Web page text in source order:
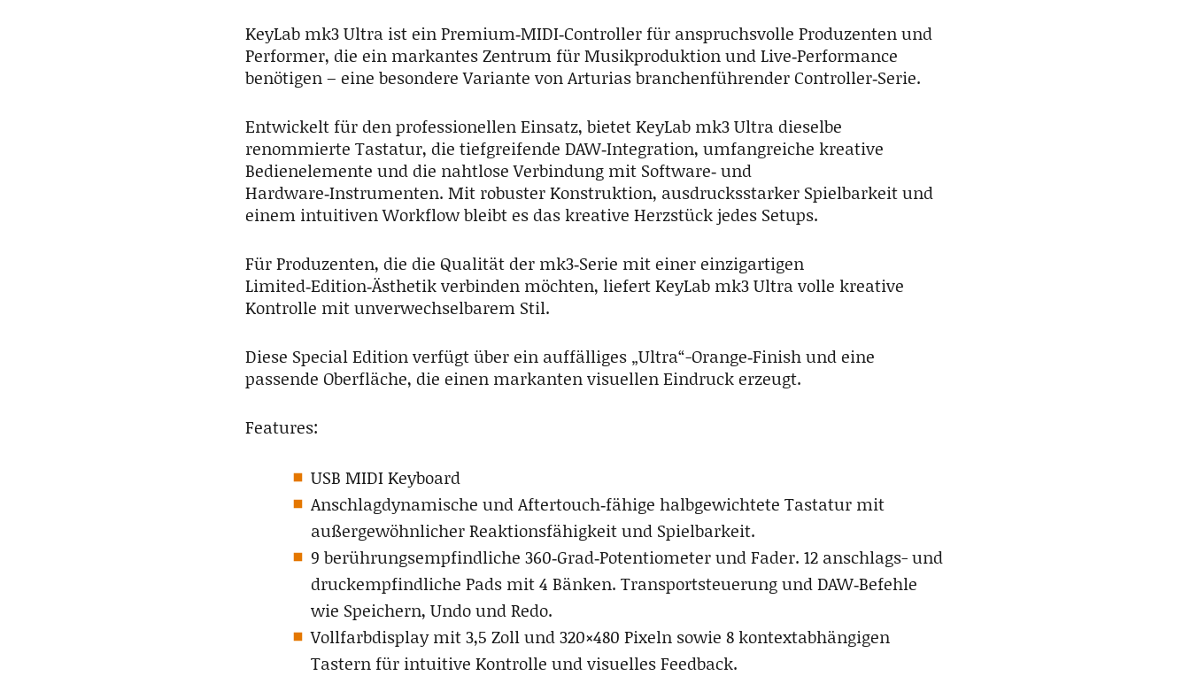
KeyLab mk3 Ultra ist ein Premium‑MIDI‑Controller für anspruchsvolle Produzenten und
Performer, die ein markantes Zentrum für Musikproduktion und Live‑Performance
benötigen – eine besondere Variante von Arturias branchenführender Controller‑Serie.
Entwickelt für den professionellen Einsatz, bietet KeyLab mk3 Ultra dieselbe
renommierte Tastatur, die tiefgreifende DAW‑Integration, umfangreiche kreative
Bedienelemente und die nahtlose Verbindung mit Software‑ und
Hardware‑Instrumenten. Mit robuster Konstruktion, ausdrucksstarker Spielbarkeit und
einem intuitiven Workflow bleibt es das kreative Herzstück jedes Setups.
Für Produzenten, die die Qualität der mk3‑Serie mit einer einzigartigen
Limited‑Edition‑Ästhetik verbinden möchten, liefert KeyLab mk3 Ultra volle kreative
Kontrolle mit unverwechselbarem Stil.
Diese Special Edition verfügt über ein auffälliges „Ultra“-Orange‑Finish und eine
passende Oberfläche, die einen markanten visuellen Eindruck erzeugt.
Features:
USB MIDI Keyboard
Anschlagdynamische und Aftertouch‑fähige halbgewichtete Tastatur mit
außergewöhnlicher Reaktionsfähigkeit und Spielbarkeit.
9 berührungsempfindliche 360‑Grad‑Potentiometer und Fader. 12 anschlags- und
druckempfindliche Pads mit 4 Bänken. Transportsteuerung und DAW‑Befehle
wie Speichern, Undo und Redo.
Vollfarbdisplay mit 3,5 Zoll und 320×480 Pixeln sowie 8 kontextabhängigen
Tastern für intuitive Kontrolle und visuelles Feedback.